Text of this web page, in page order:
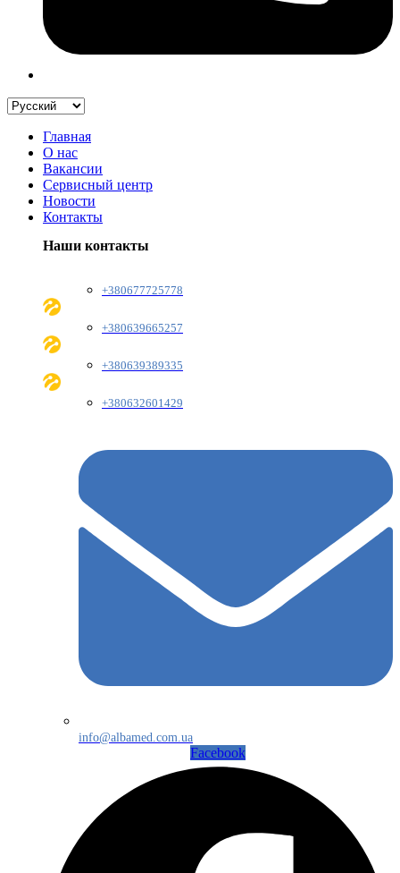
Главная
О нас
Вакансии
Сервисный центр
Новости
Контакты
Наши контакты
+380677725778
+380639665257
+380639389335
+380632601429
info@albamed.com.ua
Facebook